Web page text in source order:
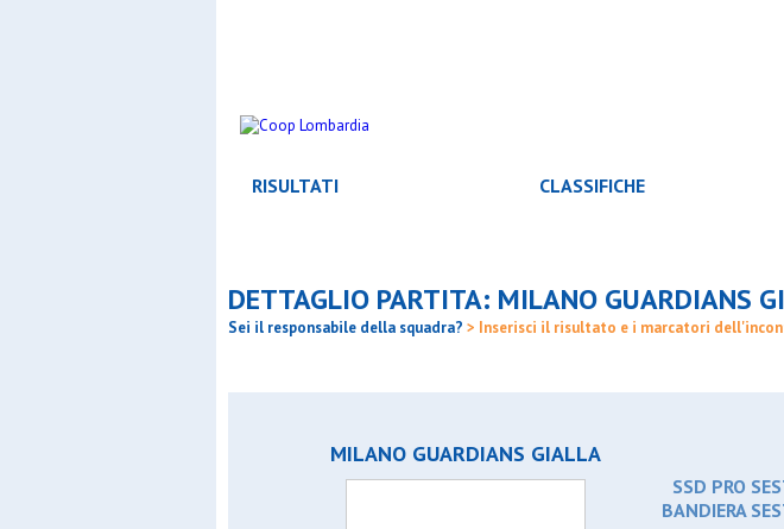
RISULTATI CLASSIFICHE
DETTAGLIO PARTITA: MILANO GUARDIANS
Sei il responsabile della squadra? > Inserisci il risultato e i marcatori
MILANO GUARDIANS GIALLA
SSD PRO
BANDIERA